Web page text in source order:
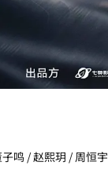
鸣 / 赵熙玥 / 周恒宇